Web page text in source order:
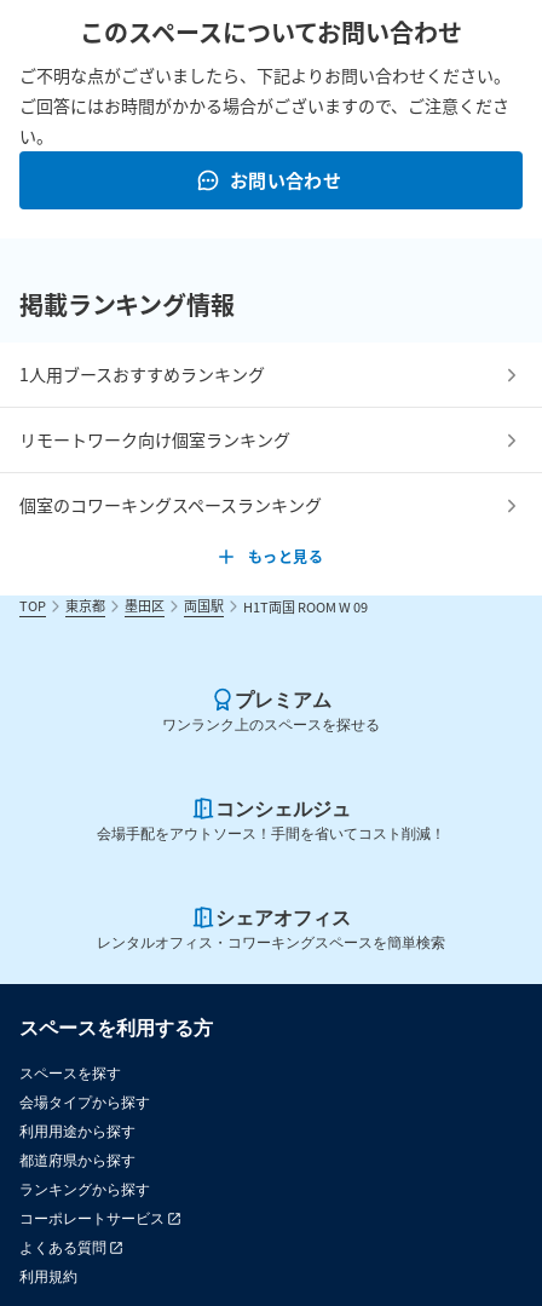
このスペースについてお問い合わせ
ご不明な点がございましたら、下記よりお問い合わせください。
ご回答にはお時間がかかる場合がございますので、ご注意くださ
い。
お問い合わせ
掲載ランキング情報
1人用ブースおすすめランキング
リモートワーク向け個室ランキング
個室のコワーキングスペースランキング
もっと見る
TOP 東京都 墨田区 両国駅 H1T両国 ROOM W 09
プレミアム
ワンランク上のスペースを探せる
コンシェルジュ
会場手配をアウトソース！手間を省いてコスト削減！
シェアオフィス
レンタルオフィス・コワーキングスペースを簡単検索
スペースを利用する方
スペースを探す
会場タイプから探す
利用用途から探す
都道府県から探す
ランキングから探す
コーポレートサービス
よくある質問
利用規約